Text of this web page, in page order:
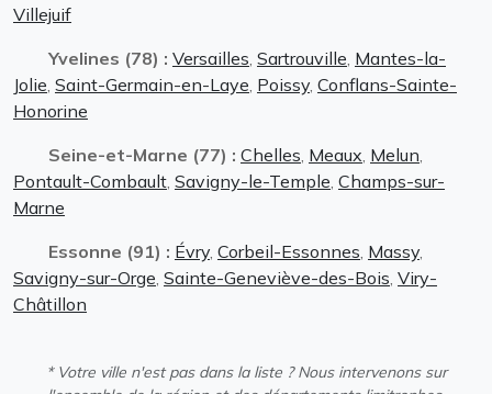
Villejuif
Yvelines (78) : Versailles Sartrouville Mantes-la-
Jolie Saint-Germain-en-Laye Poissy Conflans-Sainte-
Honorine
Seine-et-Marne (77) : Chelles Meaux Melun
Pontault-Combault Savigny-le-Temple Champs-sur-
Marne
Essonne (91) : Évry Corbeil-Essonnes Massy
Savigny-sur-Orge Sainte-Geneviève-des-Bois Viry-
Châtillon
* Votre ville n'est pas dans la liste ? Nous intervenons sur